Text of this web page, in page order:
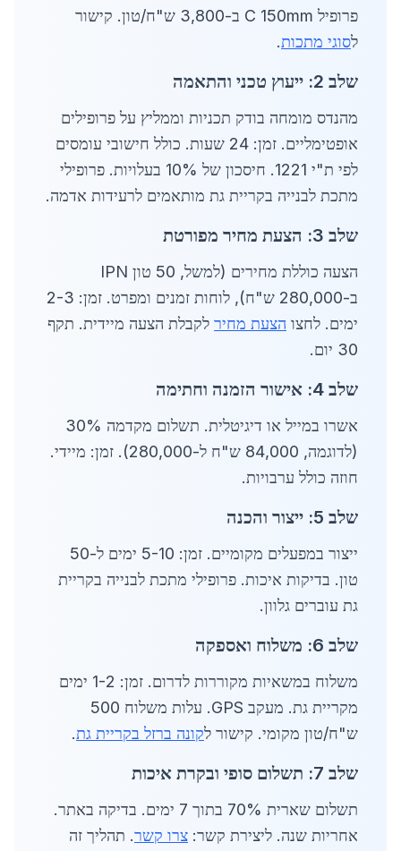
פרופיל C 150mm ב-3,800 ש"ח/טון. קישור
לסוגי מתכות.
שלב 2: ייעוץ טכני והתאמה
מהנדס מומחה בודק תכניות וממליץ על פרופילים
אופטימליים. זמן: 24 שעות. כולל חישובי עומסים
לפי ת"י 1221. חיסכון של 10% בעלויות. פרופילי
מתכת לבנייה בקריית גת מותאמים לרעידות אדמה.
שלב 3: הצעת מחיר מפורטת
הצעה כוללת מחירים (למשל, 50 טון IPN
ב-280,000 ש"ח), לוחות זמנים ומפרט. זמן: 2-3
ימים. לחצו הצעת מחיר לקבלת הצעה מיידית. תקף
30 יום.
שלב 4: אישור הזמנה וחתימה
אשרו במייל או דיגיטלית. תשלום מקדמה 30%
(לדוגמה, 84,000 ש"ח ל-280,000). זמן: מיידי.
חוזה כולל ערבויות.
שלב 5: ייצור והכנה
ייצור במפעלים מקומיים. זמן: 5-10 ימים ל-50
טון. בדיקות איכות. פרופילי מתכת לבנייה בקריית
גת עוברים גלוון.
שלב 6: משלוח ואספקה
משלוח במשאיות מקוררות לדרום. זמן: 1-2 ימים
מקריית גת. מעקב GPS. עלות משלוח 500
ש"ח/טון מקומי. קישור לקונה ברזל בקריית גת.
שלב 7: תשלום סופי ובקרת איכות
תשלום שארית 70% בתוך 7 ימים. בדיקה באתר.
אחריות שנה. ליצירת קשר: צרו קשר. תהליך זה